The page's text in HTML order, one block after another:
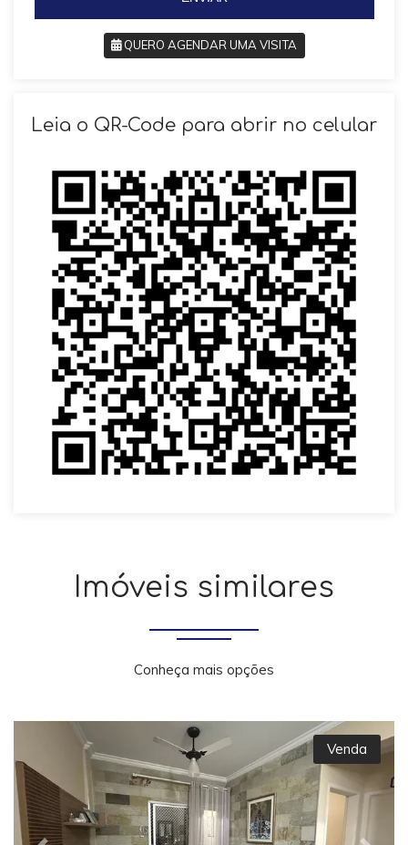
QUERO AGENDAR UMA VISITA
Leia o QR-Code para abrir no celular
Imóveis similares
Conheça mais opções
Venda